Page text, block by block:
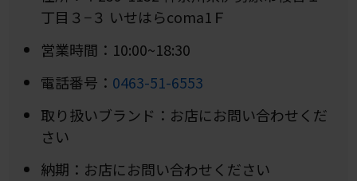
丁目３−３ いせはらcoma1Ｆ
営業時間：10:00~18:30
電話番号： 0463-51-6553
取り扱いブランド：お店にお問い合わせくだ
さい
納期：お店にお問い合わせください